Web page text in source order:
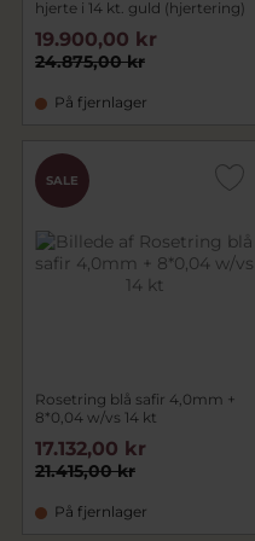
hjerte i 14 kt. guld (hjertering)
24.875,00 kr
19.900,00 kr
På fjernlager
SALE
Rosetring blå safir 4,0mm +
8*0,04 w/vs 14 kt
21.415,00 kr
17.132,00 kr
På fjernlager